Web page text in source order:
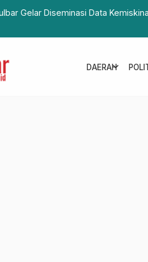
Gelar Diseminasi Data
DAERAH
expand_more